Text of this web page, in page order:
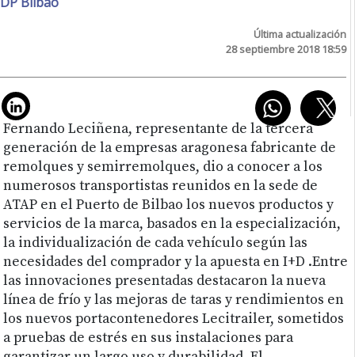
Última actualización
28 septiembre 2018 18:59
Fernando Leciñena, representante de la tercera
generación de la empresas aragonesa fabricante de
remolques y semirremolques, dio a conocer a los
numerosos transportistas reunidos en la sede de
ATAP en el Puerto de Bilbao los nuevos productos y
servicios de la marca, basados en la especialización,
la individualización de cada vehículo según las
necesidades del comprador y la apuesta en I+D .Entre
las innovaciones presentadas destacaron la nueva
línea de frío y las mejoras de taras y rendimientos en
los nuevos portacontenedores Lecitrailer, sometidos
a pruebas de estrés en sus instalaciones para